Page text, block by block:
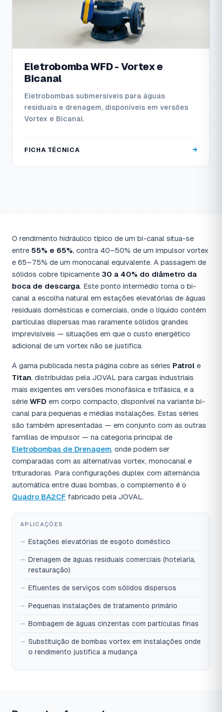
Eletrobomba WFD - Vortex e
Bicanal
Eletrobombas submersíveis para águas
residuais e drenagem, disponíveis em versões
Vortex e Bicanal.
FICHA TÉCNICA
Eletrobombas
O rendimento hidráulico típico de um bi-canal situa-se
entre 55% e 65%, contra 40–50% de um impulsor vortex
e 65–75% de um monocanal equivalente. A passagem de
sólidos cobre tipicamente 30 a 40% do diâmetro da
boca de descarga. Este ponto intermédio torna o bi-
canal a escolha natural em estações elevatórias de águas
residuais domésticas e comerciais, onde o líquido contém
partículas dispersas mas raramente sólidos grandes
imprevisíveis — situações em que o custo energético
adicional de um vortex não se justifica.
A gama publicada nesta página cobre as séries Patrol e
Titan, distribuídas pela JOVAL para cargas industriais
mais exigentes em versões monofásica e trifásica, e a
série WFD em corpo compacto, disponível na variante bi-
canal para pequenas e médias instalações. Estas séries
são também apresentadas — em conjunto com as outras
famílias de impulsor — na categoria principal de
Eletrobombas de Drenagem, onde podem ser
comparadas com as alternativas vortex, monocanal e
trituradoras. Para configurações duplex com alternância
automática entre duas bombas, o complemento é o
Quadro BA2CF fabricado pela JOVAL.
APLICAÇÕES
Estações elevatórias de esgoto doméstico
Drenagem de águas residuais comerciais (hotelaria,
restauração)
Efluentes de serviços com sólidos dispersos
Pequenas instalações de tratamento primário
Bombagem de águas cinzentas com partículas finas
Substituição de bombas vortex em instalações onde
o rendimento justifica a mudança